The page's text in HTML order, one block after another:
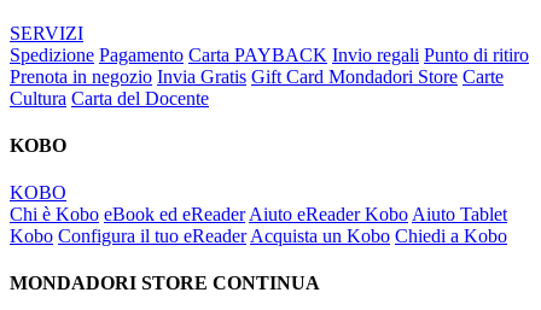
SERVIZI
Spedizione Pagamento Carta PAYBACK Invio regali Punto di ritiro
Prenota in negozio Invia Gratis Gift Card Mondadori Store Carte
Cultura Carta del Docente
KOBO
KOBO
Chi è Kobo eBook ed eReader Aiuto eReader Kobo Aiuto Tablet
Kobo Configura il tuo eReader Acquista un Kobo Chiedi a Kobo
MONDADORI STORE CONTINUA